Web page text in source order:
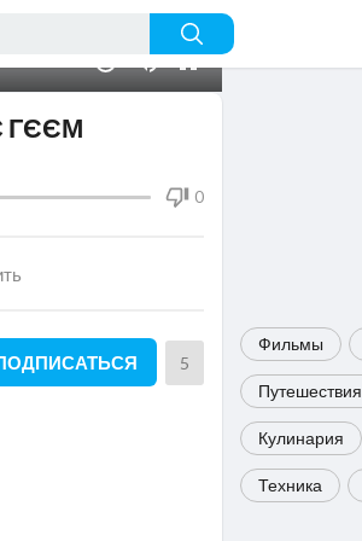
Фильмы
Путешествия
Кулинария
Техника
ГЄЄМ
0
5